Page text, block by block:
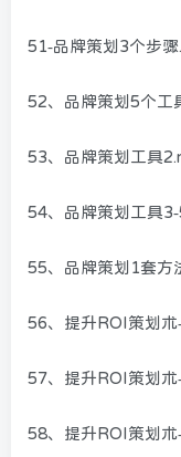
51-品牌策划3个步
52、品牌策划5个工
53、品牌策划工具
54、品牌策划工具
55、品牌策划1套方
56、提升ROI策划
57、提升ROI策划
58、提升ROI策划